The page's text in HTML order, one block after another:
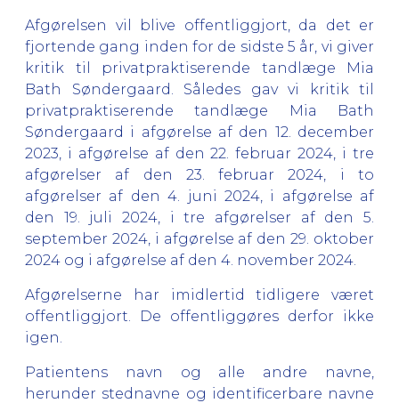
Afgørelsen vil blive offentliggjort, da det er
fjortende gang inden for de sidste 5 år, vi giver
kritik til privatpraktiserende tandlæge Mia
Bath Søndergaard. Således gav vi kritik til
privatpraktiserende tandlæge Mia Bath
Søndergaard i afgørelse af den 12. december
2023, i afgørelse af den 22. februar 2024, i tre
afgørelser af den 23. februar 2024, i to
afgørelser af den 4. juni 2024, i afgørelse af
den 19. juli 2024, i tre afgørelser af den 5.
september 2024, i afgørelse af den 29. oktober
2024 og i afgørelse af den 4. november 2024.
Afgørelserne har imidlertid tidligere været
offentliggjort. De offentliggøres derfor ikke
igen.
Patientens navn og alle andre navne,
herunder stednavne og identificerbare navne